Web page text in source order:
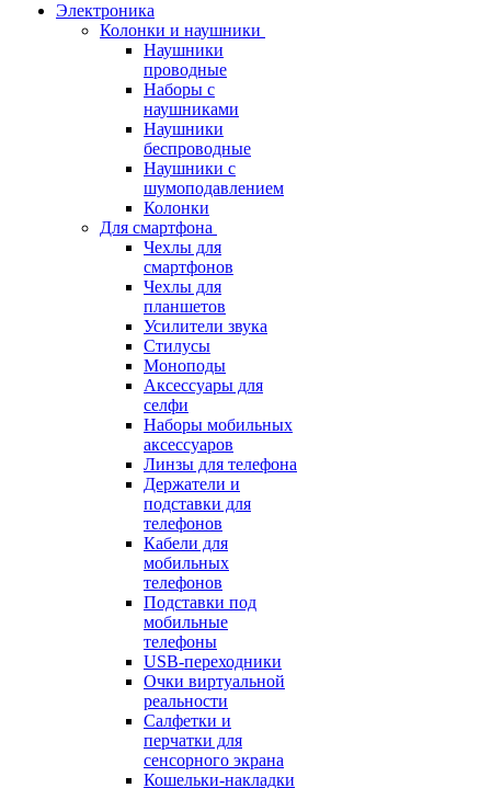
Электроника
Колонки и наушники
Наушники
проводные
Наборы с
наушниками
Наушники
беспроводные
Наушники с
шумоподавлением
Колонки
Для смартфона
Чехлы для
смартфонов
Чехлы для
планшетов
Усилители звука
Стилусы
Моноподы
Аксессуары для
селфи
Наборы мобильных
аксессуаров
Линзы для телефона
Держатели и
подставки для
телефонов
Кабели для
мобильных
телефонов
Подставки под
мобильные
телефоны
USB-переходники
Очки виртуальной
реальности
Салфетки и
перчатки для
сенсорного экрана
Кошельки-накладки